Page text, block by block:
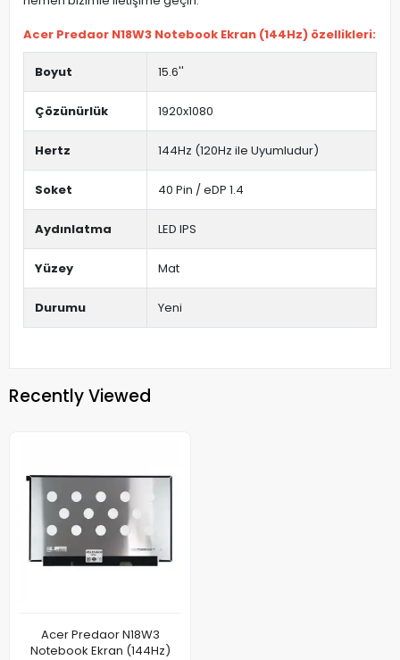
Acer Predaor N18W3 Notebook Ekran (144Hz) özellikleri:
Boyut 15.6''
Çözünürlük 1920x1080
Hertz 144Hz (120Hz ile Uyumludur)
Soket 40 Pin / eDP 1.4
Aydınlatma LED IPS
Yüzey Mat
Durumu Yeni
Recently Viewed
Acer Predaor N18W3
Notebook Ekran (144Hz)